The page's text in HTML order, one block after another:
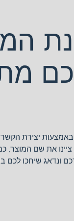
באמצעות יצירת
את שם המוצר,
ונדאג שיחכו לכם